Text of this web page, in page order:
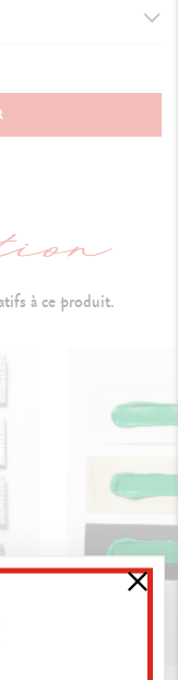
tient debout à
transparents, toile,
béton, etc.)
colle d’amidon, etc.),
et des effets ou à la
à ce produit.